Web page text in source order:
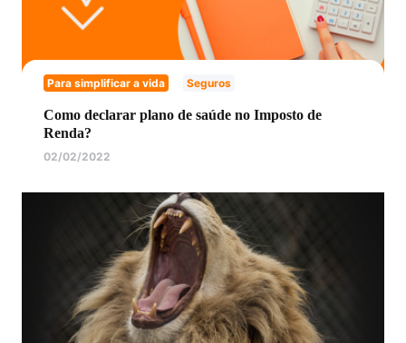
Para simplificar a vida Seguros
Como declarar plano de saúde no Imposto de
Renda?
02/02/2022